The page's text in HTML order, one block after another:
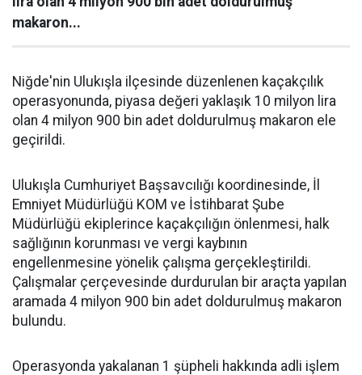
makaron...
Niğde'nin Ulukışla ilçesinde düzenlenen kaçakçılık
operasyonunda, piyasa değeri yaklaşık 10 milyon lira
olan 4 milyon 900 bin adet doldurulmuş makaron ele
geçirildi.
Ulukışla Cumhuriyet Başsavcılığı koordinesinde, İl
Emniyet Müdürlüğü KOM ve İstihbarat Şube
Müdürlüğü ekiplerince kaçakçılığın önlenmesi, halk
sağlığının korunması ve vergi kaybının
engellenmesine yönelik çalışma gerçekleştirildi.
Çalışmalar çerçevesinde durdurulan bir araçta yapılan
aramada 4 milyon 900 bin adet doldurulmuş makaron
bulundu.
Operasyonda yakalanan 1 şüpheli hakkında adli işlem